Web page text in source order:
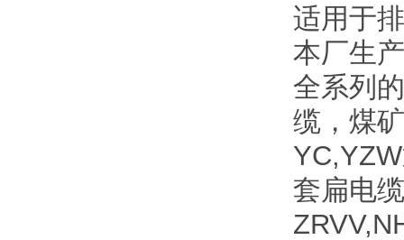
适用于
本厂生
全系列
缆，煤
套扁电